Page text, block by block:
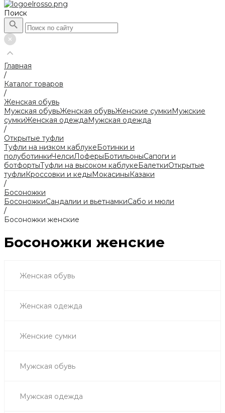
Поиск
Главная
/
Каталог товаров
/
Женская обувь
Мужская обувьЖенская обувьЖенские сумкиМужские
сумкиЖенская одеждаМужская одежда
/
Открытые туфли
Туфли на низком каблукеБотинки и
полуботинкиЧелсиЛоферыБотильоныСапоги и
ботфортыТуфли на высоком каблукеБалеткиОткрытые
туфлиКроссовки и кедыМокасиныКазаки
/
Босоножки
БосоножкиСандалии и вьетнамкиСабо и мюли
/
Босоножки женские
Босоножки женские
Женская обувь
Женская одежда
Женские сумки
Мужская обувь
Мужская одежда